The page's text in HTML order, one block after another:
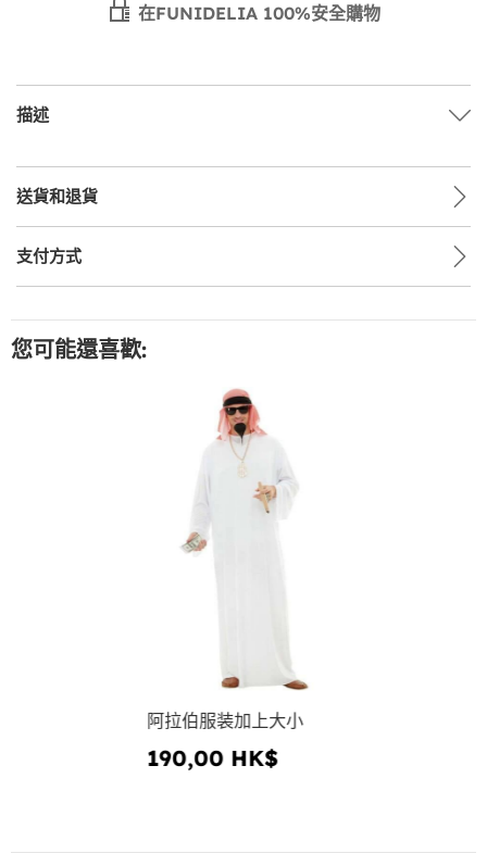
在FUNIDELIA 100%安全購物
描述
送貨和退貨
支付方式
您可能還喜歡:
阿拉伯服装加上大小
190,00 HK$